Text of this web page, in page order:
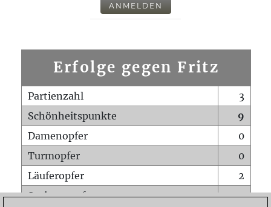
ANMELDEN
Erfolge gegen Fritz
Partienzahl
3
Schönheitspunkte
9
Damenopfer
0
Turmopfer
0
Läuferopfer
2
Springeropfer
0